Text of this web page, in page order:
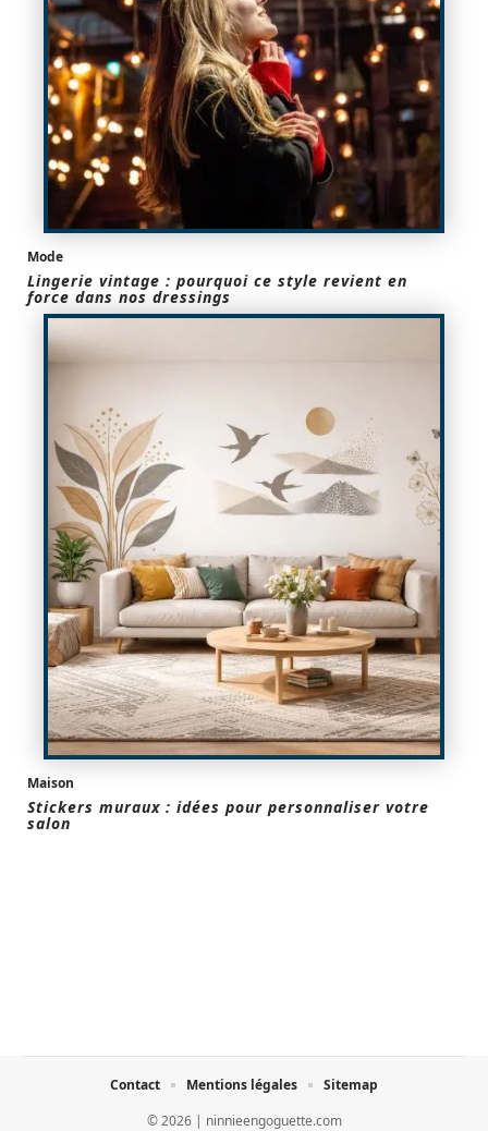
Mode
Lingerie vintage : pourquoi ce style revient en
force dans nos dressings
Maison
Stickers muraux : idées pour personnaliser votre
salon
© 2026 | ninnieengoguette.com
Contact Mentions légales Sitemap